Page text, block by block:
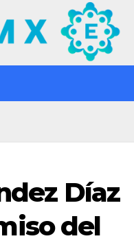
Díaz
del